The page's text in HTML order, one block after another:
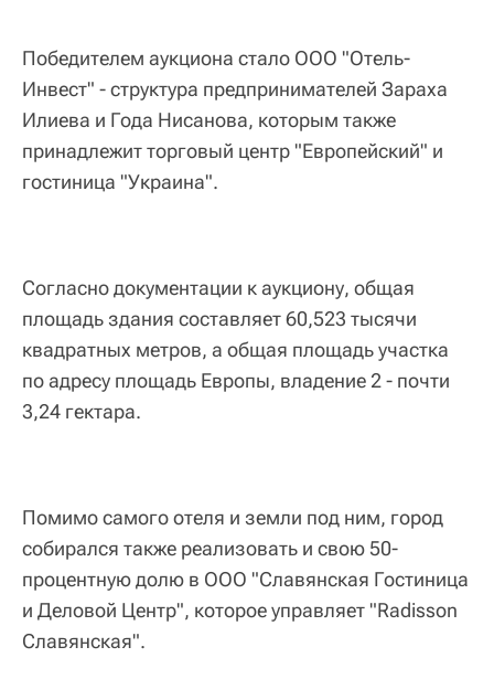
Победителем аукциона стало ООО "Отель-
Инвест" - структура предпринимателей Зараха
Илиева и Года Нисанова, которым также
принадлежит торговый центр "Европейский" и
гостиница "Украина".
Согласно документации к аукциону, общая
площадь здания составляет 60,523 тысячи
квадратных метров, а общая площадь участка
по адресу площадь Европы, владение 2 - почти
3,24 гектара.
Помимо самого отеля и земли под ним, город
собирался также реализовать и свою 50-
процентную долю в ООО "Славянская Гостиница
и Деловой Центр", которое управляет "Radisson
Славянская".